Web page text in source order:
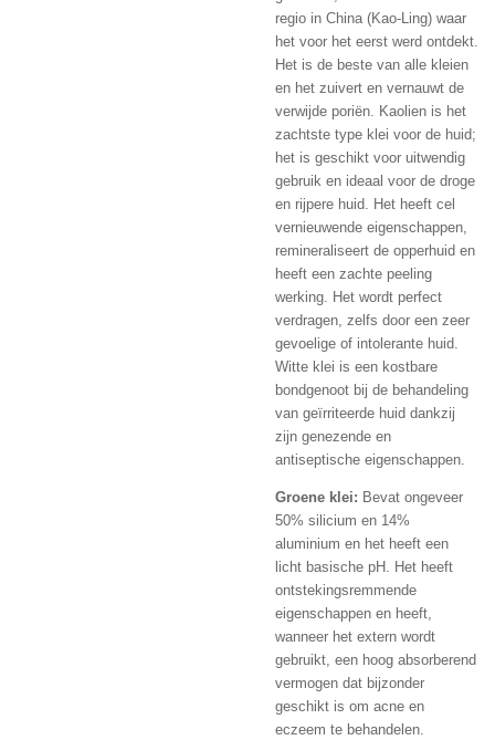
regio in China (Kao-Ling) waar
het voor het eerst werd ontdekt.
Het is de beste van alle kleien
en het zuivert en vernauwt de
verwijde poriën. Kaolien is het
zachtste type klei voor de huid;
het is geschikt voor uitwendig
gebruik en ideaal voor de droge
en rijpere huid. Het heeft cel
vernieuwende eigenschappen,
remineraliseert de opperhuid en
heeft een zachte peeling
werking. Het wordt perfect
verdragen, zelfs door een zeer
gevoelige of intolerante huid.
Witte klei is een kostbare
bondgenoot bij de behandeling
van geïrriteerde huid dankzij
zijn genezende en
antiseptische eigenschappen.
Groene klei: Bevat ongeveer
50% silicium en 14%
aluminium en het heeft een
licht basische pH. Het heeft
ontstekingsremmende
eigenschappen en heeft,
wanneer het extern wordt
gebruikt, een hoog absorberend
vermogen dat bijzonder
geschikt is om acne en
eczeem te behandelen.